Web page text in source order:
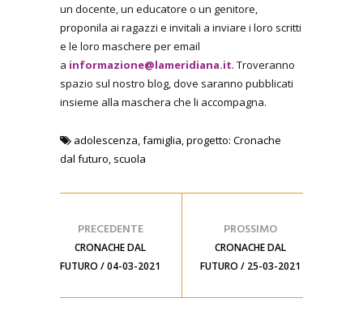
un docente, un educatore o un genitore,
proponila ai ragazzi e invitali a inviare i loro scritti
e le loro maschere per email
a informazione@lameridiana.it. Troveranno
spazio sul nostro blog, dove saranno pubblicati
insieme alla maschera che li accompagna.
adolescenza,famiglia,progetto: Cronache
dal futuro, scuola
PRECEDENTE
CRONACHE DAL
FUTURO / 04-03-2021
PROSSIMO
CRONACHE DAL
FUTURO / 25-03-2021